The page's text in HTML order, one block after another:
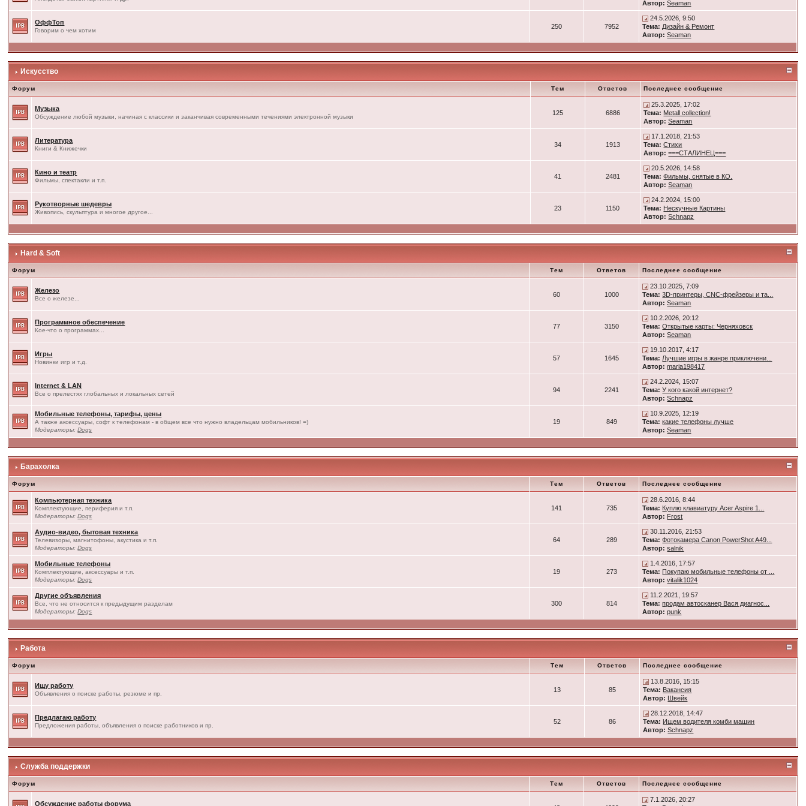
Автор: Seaman
ОффТоп
Говорим о чем хотим
250 7952
24.5.2026, 9:50
Тема: Дизайн & Ремонт
Автор: Seaman
Искусство
Форум Тем Ответов Последнее сообщение
Музыка
Обсуждение любой музыки, начиная с классики и заканчивая современными течениями электронной музыки
125 6886
25.3.2025, 17:02
Тема: Metall collection!
Автор: Seaman
Литература
Книги & Книжечки
34 1913
17.1.2018, 21:53
Тема: Стихи
Автор: ===СТАЛИНЕЦ===
Кино и театр
Фильмы, спектакли и т.п.
41 2481
20.5.2026, 14:58
Тема: Фильмы, снятые в КО.
Автор: Seaman
Рукотворные шедевры
Живопись, скульптура и многое другое...
23 1150
24.2.2024, 15:00
Тема: Нескучные Картины
Автор: Schnapz
Hard & Soft
Форум Тем Ответов Последнее сообщение
Железо
Все о железе...
60 1000
23.10.2025, 7:09
Тема: 3D-принтеры, CNC-фрейзеры и та...
Автор: Seaman
Программное обеспечение
Кое-что о программах...
77 3150
10.2.2026, 20:12
Тема: Открытые карты: Черняховск
Автор: Seaman
Игры
Новинки игр и т.д.
57 1645
19.10.2017, 4:17
Тема: Лучшие игры в жанре приключени...
Автор: maria198417
Internet & LAN
Все о прелестях глобальных и локальных сетей
94 2241
24.2.2024, 15:07
Тема: У кого какой интернет?
Автор: Schnapz
Мобильные телефоны, тарифы, цены
А также аксессуары, софт к телефонам - в общем все что нужно владельцам мобильников! =)
Модераторы:Dogs
19 849
10.9.2025, 12:19
Тема: какие телефоны лучше
Автор: Seaman
Барахолка
Форум Тем Ответов Последнее сообщение
Компьютерная техника
Комплектующие, периферия и т.п.
Модераторы:Dogs
141 735
28.6.2016, 8:44
Тема: Куплю клавиатуру Acer Aspire 1...
Автор: Frost
Аудио-видео, бытовая техника
Телевизоры, магнитофоны, акустика и т.п.
Модераторы:Dogs
64 289
30.11.2016, 21:53
Тема: Фотокамера Canon PowerShot A49...
Автор: salnik
Мобильные телефоны
Комплектующие, аксессуары и т.п.
Модераторы:Dogs
19 273
1.4.2016, 17:57
Тема: Покупаю мобильные телефоны от ...
Автор: vitalik1024
Другие объявления
Все, что не относится к предыдущим разделам
Модераторы:Dogs
300 814
11.2.2021, 19:57
Тема: продам автосканер Вася диагнос...
Автор: punk
Работа
Форум Тем Ответов Последнее сообщение
Ищу работу
Объявления о поиске работы, резюме и пр.
13 85
13.8.2016, 15:15
Тема: Вакансия
Автор: Швейк
Предлагаю работу
Предложения работы, объявления о поиске работников и пр.
52 86
28.12.2018, 14:47
Тема: Ищем водителя комби машин
Автор: Schnapz
Служба поддержки
Форум Тем Ответов Последнее сообщение
Обсуждение работы форума
7.1.2026, 20:27